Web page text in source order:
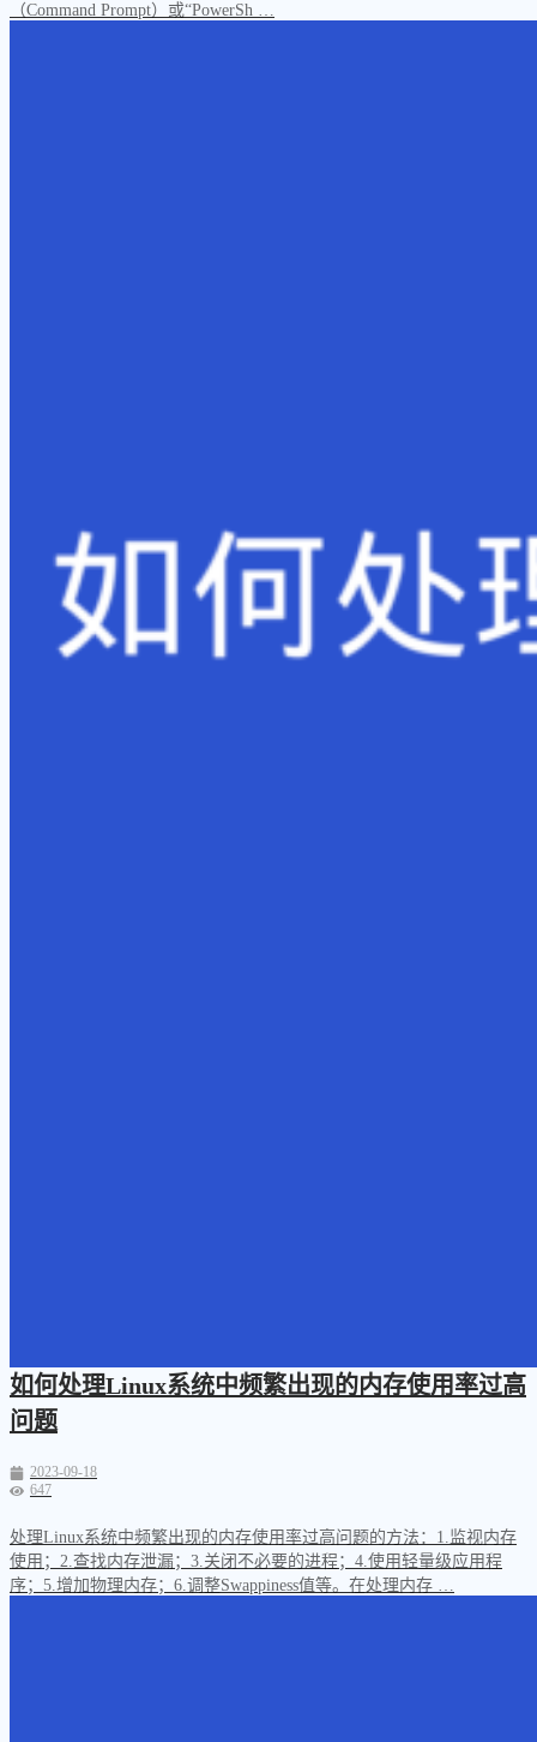
（Command Prompt）或“PowerSh …
如何处理Linux系统中频繁出现的内存使用率过高
问题
2023-09-18
647
处理Linux系统中频繁出现的内存使用率过高问题的方法：1.监视内存
使用；2.查找内存泄漏；3.关闭不必要的进程；4.使用轻量级应用程
序；5.增加物理内存；6.调整Swappiness值等。在处理内存 …